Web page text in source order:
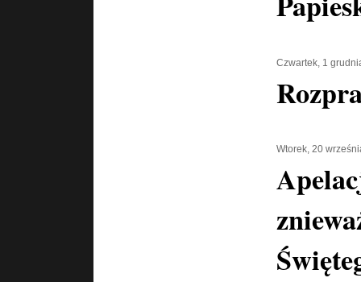
Czwartek, 1
Wtorek, 20